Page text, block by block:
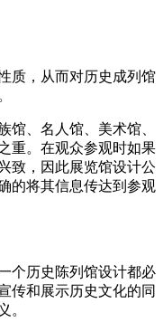
质，从而对历史成列馆
馆、名人馆、美术馆、
重。在观众参观时如果
致，因此展览馆设计公
的将其信息传达到参观
个历史陈列馆设计都必
传和展示历史文化的同
。